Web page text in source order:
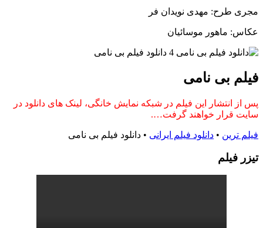
مجری طرح: مهدی نویدان فر
عکاس: ماهور موسائیان
فیلم بی نامی
پس از انتشار این فیلم در شبکه نمایش خانگی، لینک های دانلود در
سایت قرار خواهند گرفت….
فیلم ترین • دانلود فیلم ایرانی • دانلود فیلم بی نامی
تيزر فيلم